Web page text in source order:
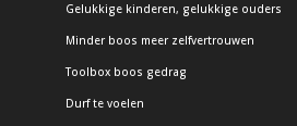
Gelukkige kinderen, gelukkige ouders
Minder boos meer zelfvertrouwen
Toolbox boos gedrag
Durf te voelen